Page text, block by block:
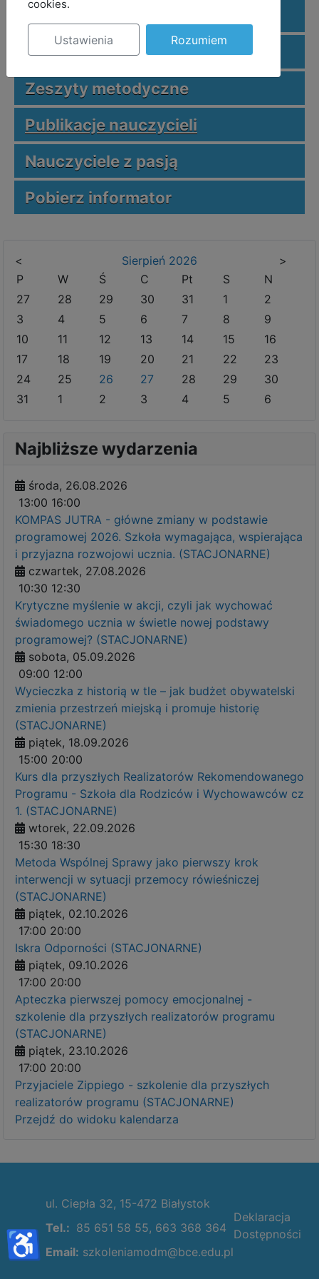
Kalendarz szkoleń MODM BCE
Publikacje MODM BCE
Zeszyty metodyczne
Publikacje nauczycieli
Nauczyciele z pasją
Pobierz informator
< Sierpień 2026
>
P
W Ś C Pt S
N
27
28 29 30 31 1
2
3
4 5 6 7 8
9
10
11 12 13 14 15
16
17
18 19 20 21 22
23
24
25 26 27 28 29
30
31
1 2 3 4 5 6
Najbliższe wydarzenia
środa, 26.08.2026
13:00 16:00
KOMPAS JUTRA - główne zmiany w podstawie
programowej 2026. Szkoła wymagająca, wspierająca
i przyjazna rozwojowi ucznia. (STACJONARNE)
czwartek, 27.08.2026
10:30 12:30
Krytyczne myślenie w akcji, czyli jak wychować
świadomego ucznia w świetle nowej podstawy
programowej? (STACJONARNE)
sobota, 05.09.2026
09:00 12:00
Wycieczka z historią w tle – jak budżet obywatelski
zmienia przestrzeń miejską i promuje historię
(STACJONARNE)
piątek, 18.09.2026
15:00 20:00
Kurs dla przyszłych Realizatorów Rekomendowanego
Programu - Szkoła dla Rodziców i Wychowawców cz
1. (STACJONARNE)
wtorek, 22.09.2026
15:30 18:30
Metoda Wspólnej Sprawy jako pierwszy krok
interwencji w sytuacji przemocy rówieśniczej
(STACJONARNE)
piątek, 02.10.2026
17:00 20:00
Iskra Odporności (STACJONARNE)
piątek, 09.10.2026
17:00 20:00
Apteczka pierwszej pomocy emocjonalnej -
szkolenie dla przyszłych realizatorów programu
(STACJONARNE)
piątek, 23.10.2026
17:00 20:00
Przyjaciele Zippiego - szkolenie dla przyszłych
realizatorów programu (STACJONARNE)
Przejdź do widoku kalendarza
ul. Ciepła 32, 15-472 Białystok
Tel.: 85 651 58 55, 663 368 364
Email: szkoleniamodm@bce.edu.pl
cookies.
Ustawienia Rozumiem
Deklaracja
Dostępności